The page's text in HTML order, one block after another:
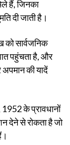
हैं, जिनका
दी जाती है।
को सार्वजनिक
पहुंचता है, और
अपमान की यादें
के प्रावधानों
देने से रोकता है जो